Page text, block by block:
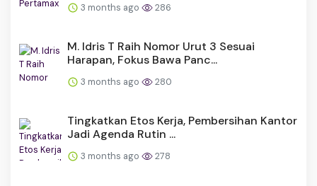
3 months ago 286
M. Idris T Raih Nomor Urut 3 Sesuai
Harapan, Fokus Bawa Panc...
3 months ago 280
Tingkatkan Etos Kerja, Pembersihan Kantor
Jadi Agenda Rutin ...
3 months ago 278